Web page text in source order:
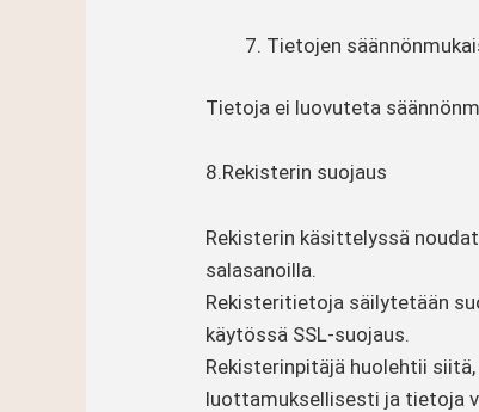
Tietojen
Tietoja ei luovuteta
8.Rekisterin suojaus
Rekisterin käsittelyssä
salasanoilla.
Rekisteritietoja säilytetään
käytössä SSL-suojaus.
Rekisterinpitäjä huolehtii
luottamuksellisesti ja tietoja